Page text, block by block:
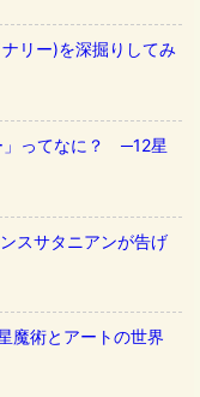
リー)を深掘りしてみ
」ってなに？ ─12星
スサタニアンが告げ
魔術とアートの世界